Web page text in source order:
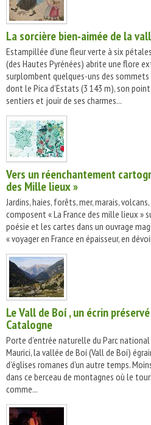
La sorcière bien-aimée de la
Estampillée d’une fleur verte à six
(des Hautes Pyrénées) abrite une flore
surplombent quelques-uns des
dont le Pica d’Estats (3 143 m), son
sentiers et jouir de ses charmes...
Vers un réenchantement
des Mille lieux »
Jardins, haies, forêts, mer, marais,
composent « La France des mille lieux »
poésie et les cartes dans un ouvrage
« voyager en France en épaisseur, en
Le Vall de Boí , un écrin
Catalogne
Porte d’entrée naturelle du Parc
Maurici, la vallée de Boí (Vall de Boí)
d’églises romanes d’un autre temps.
dans ce berceau de montagnes où le
comme...